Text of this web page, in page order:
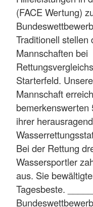
(FACE Wertung)
Traditionell stellen
Mannschaften bei
Starterfeld.
Mannschaft
bemerkenswerten
ihrer
Bei der Rettung
Wassersportler
aus. Sie
Tagesbeste.